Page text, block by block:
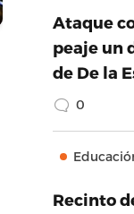
Ataque
peaje un
de De la
0
Recinto